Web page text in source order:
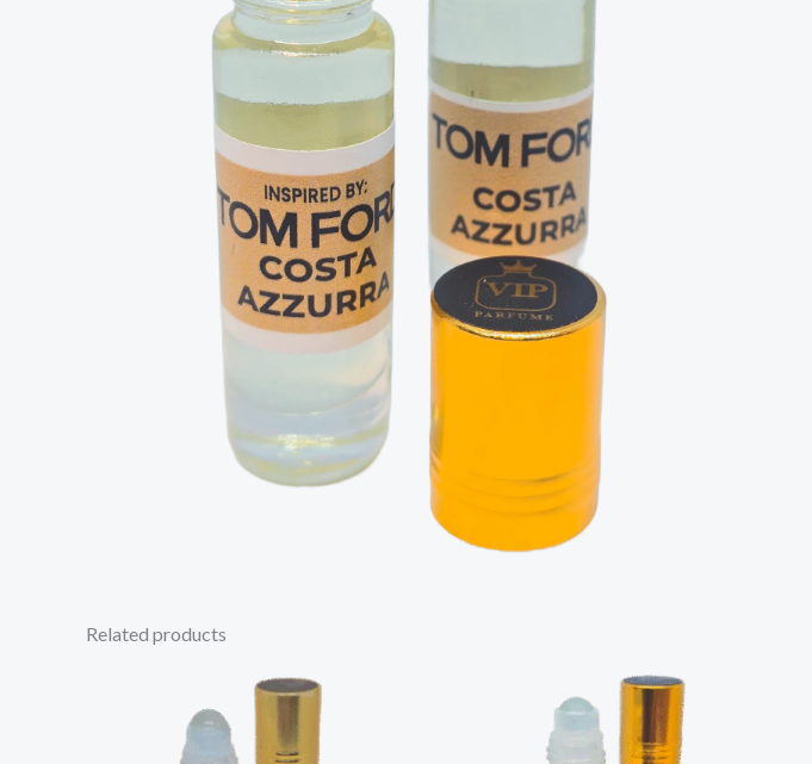
Related products